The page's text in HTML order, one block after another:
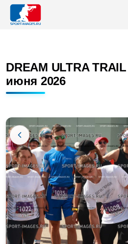
DREAM ULTRA
июня 2026